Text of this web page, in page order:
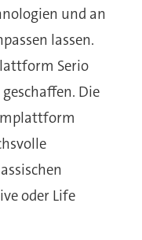
und an
lassen.
Serio
Die
oder Life